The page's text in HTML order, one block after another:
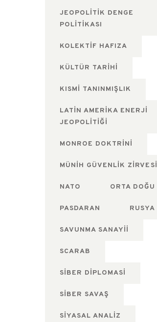
JEOPOLITIK DENGE
POLITIKASI
KOLEKTIF HAFIZA
KÜLTÜR TARIHI
KISMI TANINMIŞLIK
LATIN AMERIKA ENERJI
JEOPOLITIĞI
MONROE DOKTRINI
MÜNIH GÜVENLIK ZIRVESI
NATO ORTA DOĞU
PASDARAN RUSYA
SAVUNMA SANAYII
SCARAB
SIBER DIPLOMASI
SIBER SAVAŞ
SIYASAL ANALIZ